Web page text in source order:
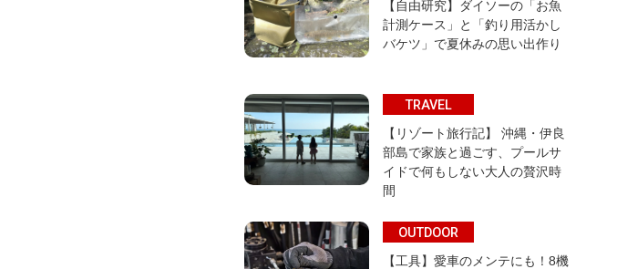
【自由研究】ダイソーの「お魚
計測ケース」と「釣り用活かし
バケツ」で夏休みの思い出作り
TRAVEL
【リゾート旅行記】 沖縄・伊良
部島で家族と過ごす、プールサ
イドで何もしない大人の贅沢時
間
OUTDOOR
【工具】愛車のメンテにも！8機